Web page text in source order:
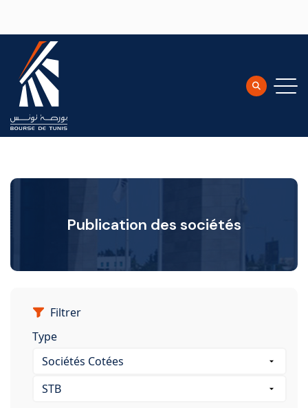
Publication des sociétés
Filtrer
Type